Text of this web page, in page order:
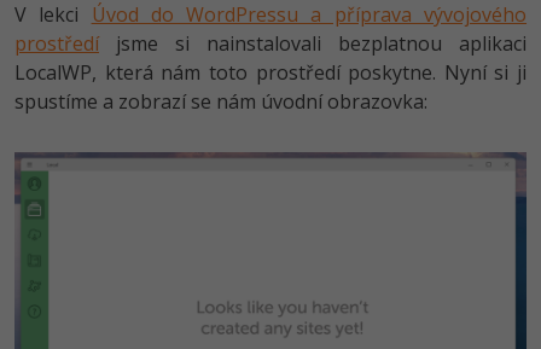
Fórum
Kurzy designu
HTML/CSS -80%
Adobe Lightroom -30%
Příběhy absolventů
Blog
Pro firmy
V lekci
Úvod do WordPressu a příprava vývojového
prostředíjsme si nainstalovali bezplatnou aplikaci
LocalWP, která nám toto prostředí poskytne. Nyní si ji
spustíme a zobrazí se nám úvodní obrazovka: